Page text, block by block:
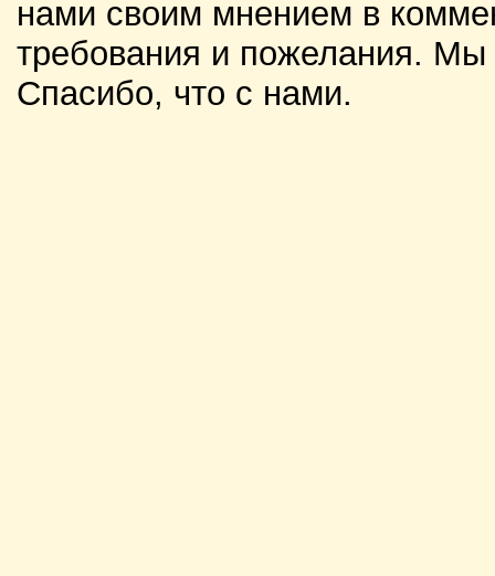
нами своим мнением в
требования и пожелания.
Спасибо, что с нами.